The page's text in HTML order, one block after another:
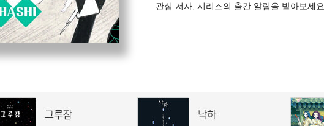
관심 저자, 시리즈의 출간 알림을 받아보세요